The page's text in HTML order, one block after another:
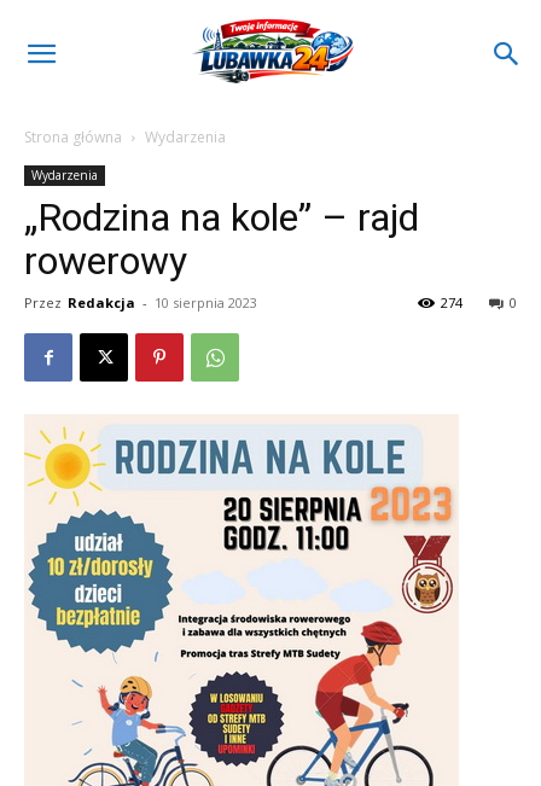
Strona główna Wydarzenia
Wydarzenia
„Rodzina na kole” – rajd
rowerowy
Przez Redakcja - 10 sierpnia 2023 0
274